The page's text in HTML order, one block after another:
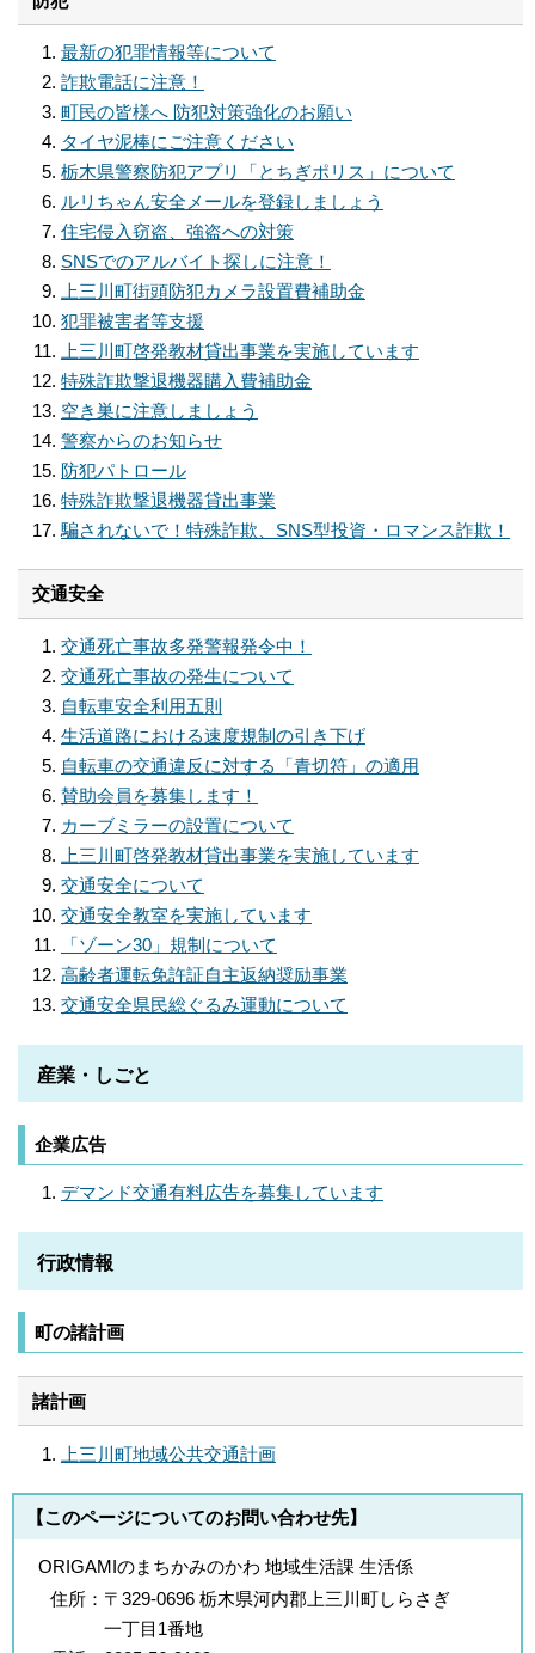
最新の犯罪情報等について
詐欺電話に注意！
町民の皆様へ 防犯対策強化のお願い
タイヤ泥棒にご注意ください
栃木県警察防犯アプリ「とちぎポリス」について
ルリちゃん安全メールを登録しましょう
住宅侵入窃盗、強盗への対策
SNSでのアルバイト探しに注意！
上三川町街頭防犯カメラ設置費補助金
犯罪被害者等支援
上三川町啓発教材貸出事業を実施しています
特殊詐欺撃退機器購入費補助金
空き巣に注意しましょう
警察からのお知らせ
防犯パトロール
特殊詐欺撃退機器貸出事業
騙されないで！特殊詐欺、SNS型投資・ロマンス詐欺！
交通安全
交通死亡事故多発警報発令中！
交通死亡事故の発生について
自転車安全利用五則
生活道路における速度規制の引き下げ
自転車の交通違反に対する「青切符」の適用
賛助会員を募集します！
カーブミラーの設置について
上三川町啓発教材貸出事業を実施しています
交通安全について
交通安全教室を実施しています
「ゾーン30」規制について
高齢者運転免許証自主返納奨励事業
交通安全県民総ぐるみ運動について
産業・しごと
企業広告
デマンド交通有料広告を募集しています
行政情報
町の諸計画
諸計画
上三川町地域公共交通計画
【このページについてのお問い合わせ先】
ORIGAMIのまちかみのかわ 地域生活課 生活係
住所： 〒329-0696 栃木県河内郡上三川町しらさぎ
一丁目1番地